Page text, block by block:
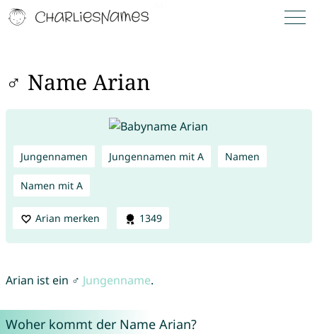
♂ Name Arian
Jungennamen Jungennamen mit A Namen
Namen mit A
Arian merken 1349
Arian ist ein ♂ Jungenname.
Woher kommt der Name Arian?